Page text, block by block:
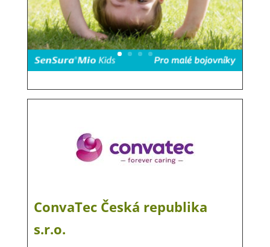
ConvaTec Česká republika
s.r.o.